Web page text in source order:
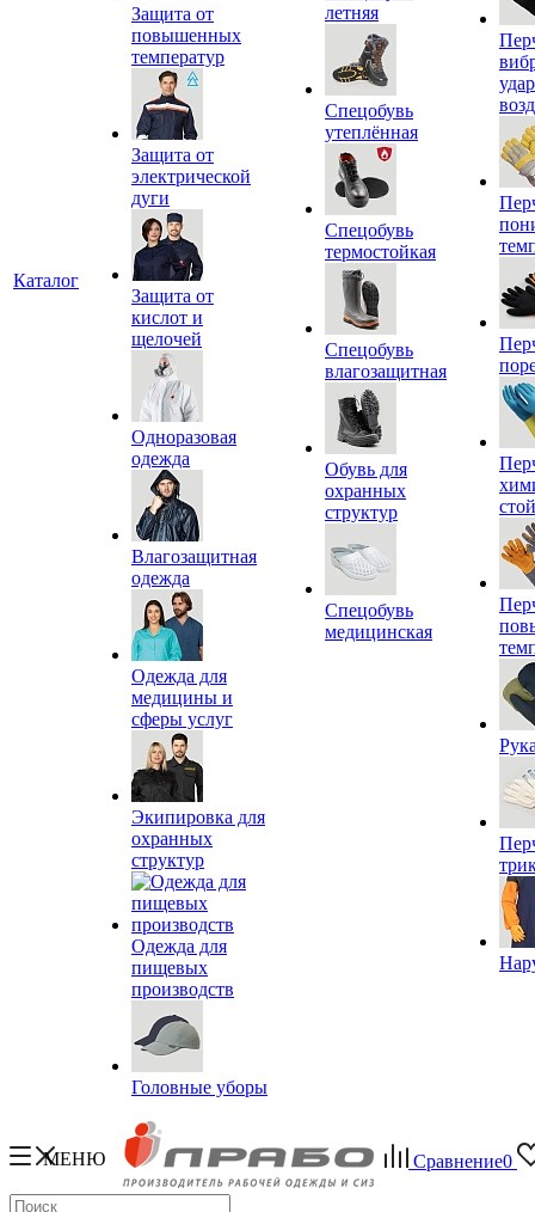
Каталог
Защита от
повышенных
температур
Защита от
электрической
дуги
Защита от
кислот и
щелочей
Одноразовая
одежда
Влагозащитная
одежда
Одежда для
медицины и
сферы услуг
Экипировка для
охранных
структур
Одежда для
пищевых
производств
Головные уборы
летняя
Спецобувь
утеплённая
Спецобувь
термостойкая
Спецобувь
влагозащитная
Обувь для
охранных
структур
Спецобувь
медицинская
МЕНЮ Сравнение0